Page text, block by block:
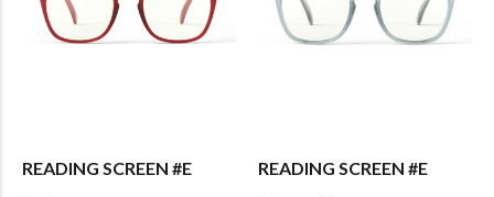
READING SCREEN #E
READING SCREEN #E